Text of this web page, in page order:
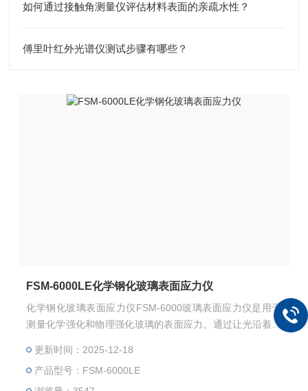
如何通过接触角测量仪评估材料表面的亲疏水性？​
傅里叶红外光谱仪测试步骤有哪些？
FSM-6000LE化学钢化玻璃表面应力仪
化学钢化玻璃表面应力仪FSM-6000玻璃表面应力仪是用于
测量化学强化和物理强化玻璃的表面应力。通过让光沿着玻
深度。本机带有电脑，能够减少测量者的误差也更便于测量
数据的管理。
更新时间：2025-12-18
产品型号：FSM-6000LE